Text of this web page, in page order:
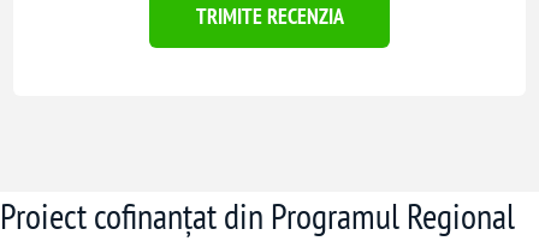
TRIMITE RECENZIA
Proiect cofinanțat din Programul Regional